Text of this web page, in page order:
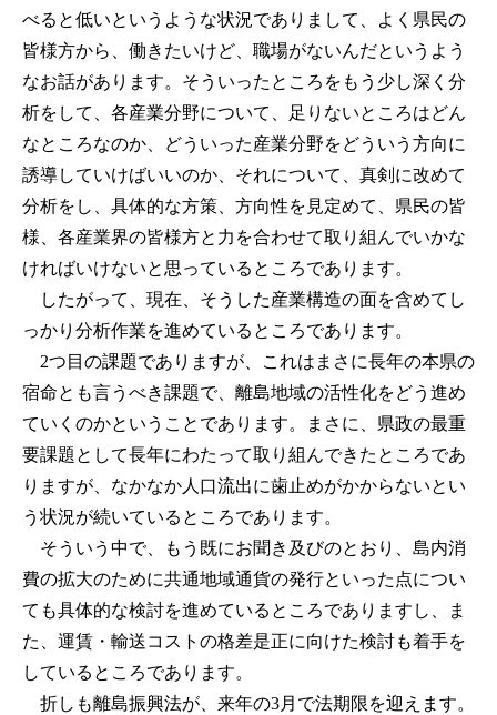
べると低いというような状況でありまして、よく県民の
皆様方から、働きたいけど、職場がないんだというよう
なお話があります。そういったところをもう少し深く分
析をして、各産業分野について、足りないところはどん
なところなのか、どういった産業分野をどういう方向に
誘導していけばいいのか、それについて、真剣に改めて
分析をし、具体的な方策、方向性を見定めて、県民の皆
様、各産業界の皆様方と力を合わせて取り組んでいかな
ければいけないと思っているところであります。
したがって、現在、そうした産業構造の面を含めてし
っかり分析作業を進めているところであります。
2つ目の課題でありますが、これはまさに長年の本県の
宿命とも言うべき課題で、離島地域の活性化をどう進め
ていくのかということであります。まさに、県政の最重
要課題として長年にわたって取り組んできたところであ
りますが、なかなか人口流出に歯止めがかからないとい
う状況が続いているところであります。
そういう中で、もう既にお聞き及びのとおり、島内消
費の拡大のために共通地域通貨の発行といった点につい
ても具体的な検討を進めているところでありますし、ま
た、運賃・輸送コストの格差是正に向けた検討も着手を
しているところであります。
折しも離島振興法が、来年の3月で法期限を迎えます。